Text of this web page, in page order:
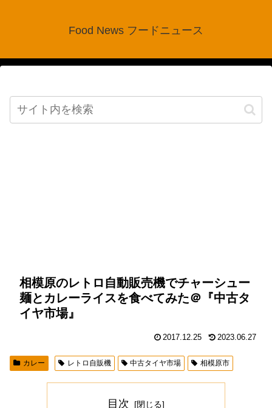
Food News フードニュース
相模原のレトロ自動販売機でチャーシュー
麺とカレーライスを食べてみた＠『中古タ
イヤ市場』
2017.12.25 2023.06.27
カレー レトロ自販機 中古タイヤ市場 相模原市
目次